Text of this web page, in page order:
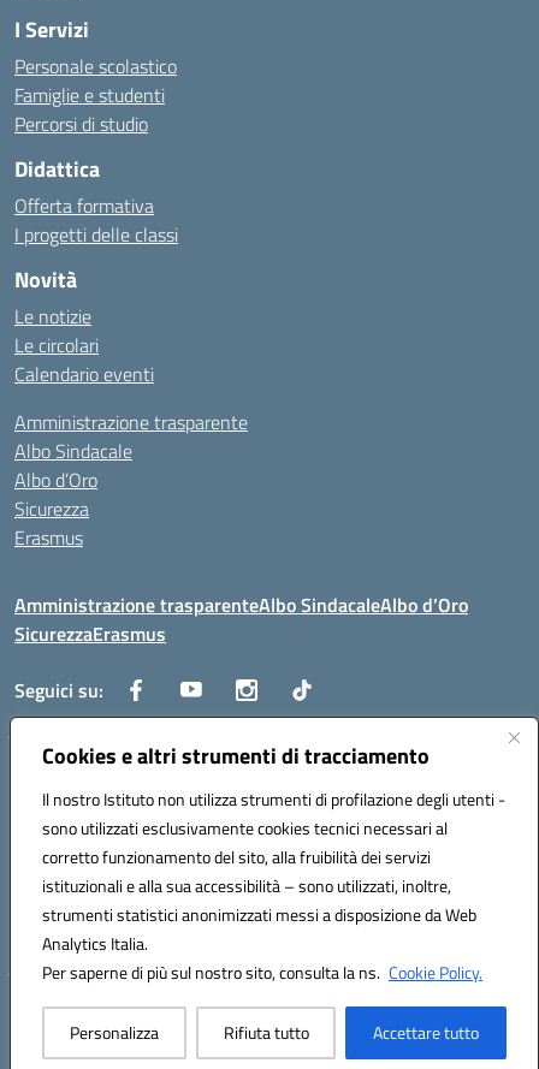
Cookies e altri strumenti di tracciamento
Il nostro Istituto non utilizza strumenti di profilazione degli utenti -
sono utilizzati esclusivamente cookies tecnici necessari al
corretto funzionamento del sito, alla fruibilità dei servizi
istituzionali e alla sua accessibilità – sono utilizzati, inoltre,
strumenti statistici anonimizzati messi a disposizione da Web
Analytics Italia.
Per saperne di più sul nostro sito, consulta la ns. Cookie Policy.
Personalizza Rifiuta tutto Accettare tutto
I Servizi
Personale scolastico
Famiglie e studenti
Percorsi di studio
Didattica
Offerta formativa
I progetti delle classi
Novità
Le notizie
Le circolari
Calendario eventi
Amministrazione trasparente
Albo Sindacale
Albo d’Oro
Sicurezza
Erasmus
Amministrazione trasparenteAlbo SindacaleAlbo d’Oro
SicurezzaErasmus
Seguici su:
Centralino:0885.426034 Email:FGTD02000P@istruzione.it
Posta elettronica certificata (PEC):fgtd02000p@pec.istruzione.it
Codice fiscale: 81002930717
Codice meccanografico:FGTD02000P
Codice unico di fatturazione (CUF): UFUN7Y
Hosting & Powered by 3D Solution S.r.l.
Concept & Design by Designers Italia